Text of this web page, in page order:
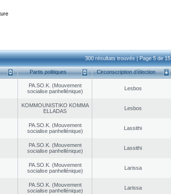
300 résultats trouvés | Page 5 de 15
Partis politiques Circonscription d’élection
PA.SO.K. (Mouvement
socialise panhellénique)
Lesbos
KOMMOUNISTIKO KOMMA
ELLADAS
Lesbos
PA.SO.K. (Mouvement
socialise panhellénique)
Lassithi
PA.SO.K. (Mouvement
socialise panhellénique)
Lassithi
PA.SO.K. (Mouvement
socialise panhellénique)
Larissa
PA.SO.K. (Mouvement
socialise panhellénique)
Larissa